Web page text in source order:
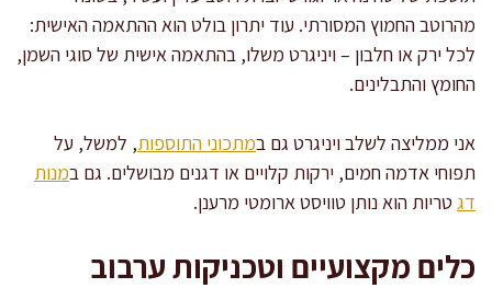
מהרוטב החמוץ המסורתי. עוד יתרון בולט הוא ההתאמה האישית:
לכל ירק או חלבון – ויניגרט משלו, בהתאמה אישית של סוגי השמן,
החומץ והתבלינים.
אני ממליצה לשלב ויניגרט גם במתכוני התוספות, למשל, על
תפוחי אדמה חמים, ירקות קלויים או דגנים מבושלים. גם במנות
דג טריות הוא נותן טוויסט ארומטי מרענן.
כלים מקצועיים וטכניקות ערבוב